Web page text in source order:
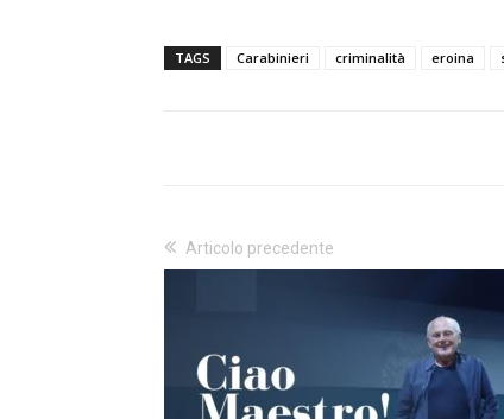
TAGS Carabinieri criminalità eroina
Articolo precedente